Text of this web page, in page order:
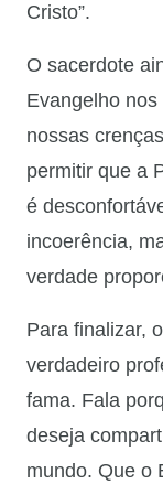
Cristo”.
O sacerdote
Evangelho
nossas
permitir que a
é
incoerência,
verdade
Para finalizar,
verdadeiro
fama. Fala
deseja
mundo. Que o